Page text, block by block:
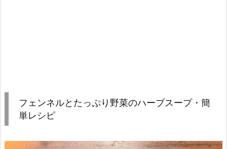
フェンネルとたっぷり野菜のハーブスープ・簡
単レシピ